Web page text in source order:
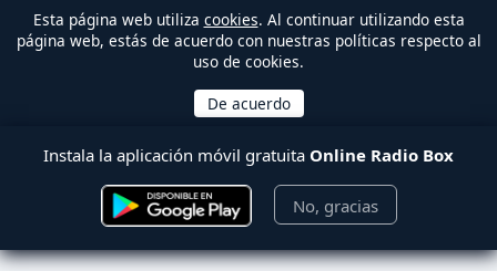
Esta página web utiliza cookies. Al continuar utilizando esta
página web, estás de acuerdo con nuestras políticas respecto al
uso de cookies.
Instala la aplicación móvil gratuita Online Radio Box
No, gracias